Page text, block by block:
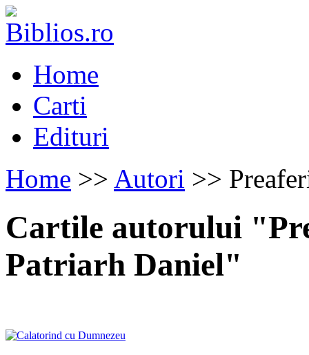
Home
Carti
Edituri
Home >> Autori >>
Cartile autorului
Patriarh Daniel"